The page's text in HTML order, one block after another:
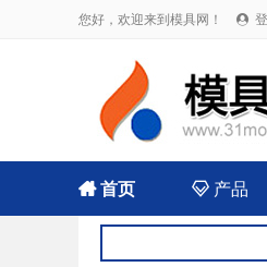
您好，欢迎来到模具网！ 
首页  产品